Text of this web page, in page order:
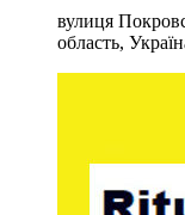
вулиця
область,